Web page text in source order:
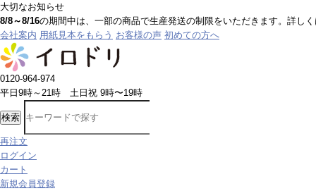
大切なお知らせ
8/8～8/16の期間中は、一部の商品で生産発送の制限をいただきます。詳し
会社案内 用紙見本をもらう お客様の声 初めての方へ
0120-964-974
平日9時～21時 土日祝 9時〜19時
検索
再注文
ログイン
カート
新規会員登録